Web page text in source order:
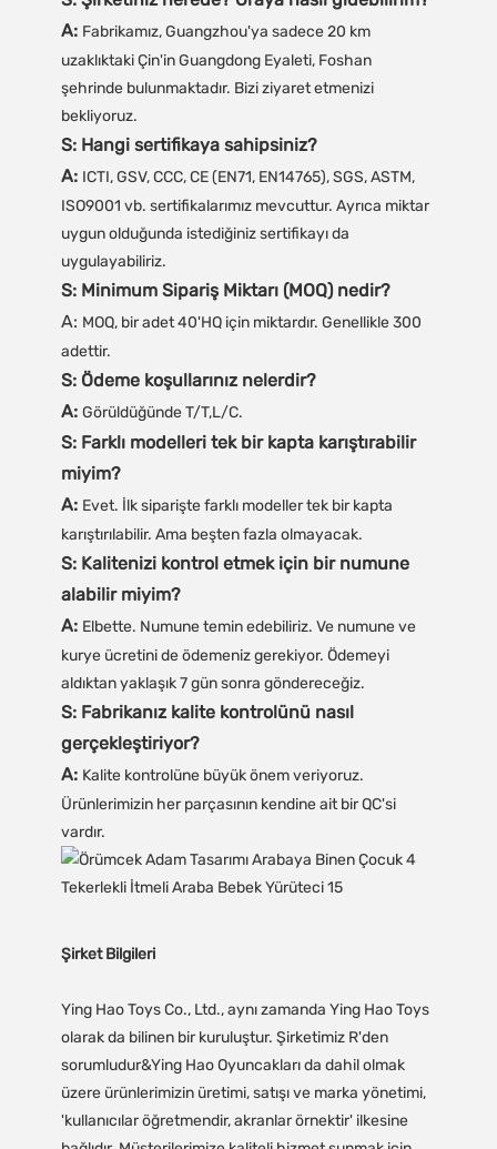
A: Fabrikamız, Guangzhou'ya sadece 20 km
uzaklıktaki Çin'in Guangdong Eyaleti, Foshan
şehrinde bulunmaktadır. Bizi ziyaret etmenizi
bekliyoruz.
S: Hangi sertifikaya sahipsiniz?
A: ICTI, GSV, CCC, CE (EN71, EN14765), SGS, ASTM,
ISO9001 vb. sertifikalarımız mevcuttur. Ayrıca miktar
uygun olduğunda istediğiniz sertifikayı da
uygulayabiliriz.
S: Minimum Sipariş Miktarı (MOQ) nedir?
A: MOQ, bir adet 40'HQ için miktardır. Genellikle 300
adettir.
S: Ödeme koşullarınız nelerdir?
A: Görüldüğünde T/T,L/C.
S: Farklı modelleri tek bir kapta karıştırabilir
miyim?
A: Evet. İlk siparişte farklı modeller tek bir kapta
karıştırılabilir. Ama beşten fazla olmayacak.
S: Kalitenizi kontrol etmek için bir numune
alabilir miyim?
A: Elbette. Numune temin edebiliriz. Ve numune ve
kurye ücretini de ödemeniz gerekiyor. Ödemeyi
aldıktan yaklaşık 7 gün sonra göndereceğiz.
S: Fabrikanız kalite kontrolünü nasıl
gerçekleştiriyor?
A: Kalite kontrolüne büyük önem veriyoruz.
Ürünlerimizin her parçasının kendine ait bir QC'si
vardır.
Şirket Bilgileri
Ying Hao Toys Co., Ltd., aynı zamanda Ying Hao Toys
olarak da bilinen bir kuruluştur. Şirketimiz R'den
sorumludur&Ying Hao Oyuncakları da dahil olmak
üzere ürünlerimizin üretimi, satışı ve marka yönetimi,
'kullanıcılar öğretmendir, akranlar örnektir' ilkesine